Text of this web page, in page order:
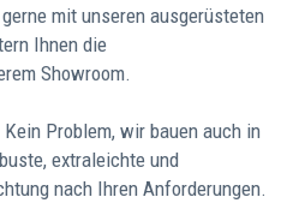
mit unseren ausgerüsteten
Ihnen die
Showroom.
Problem, wir bauen auch in
extraleichte und
nach Ihren Anforderungen.